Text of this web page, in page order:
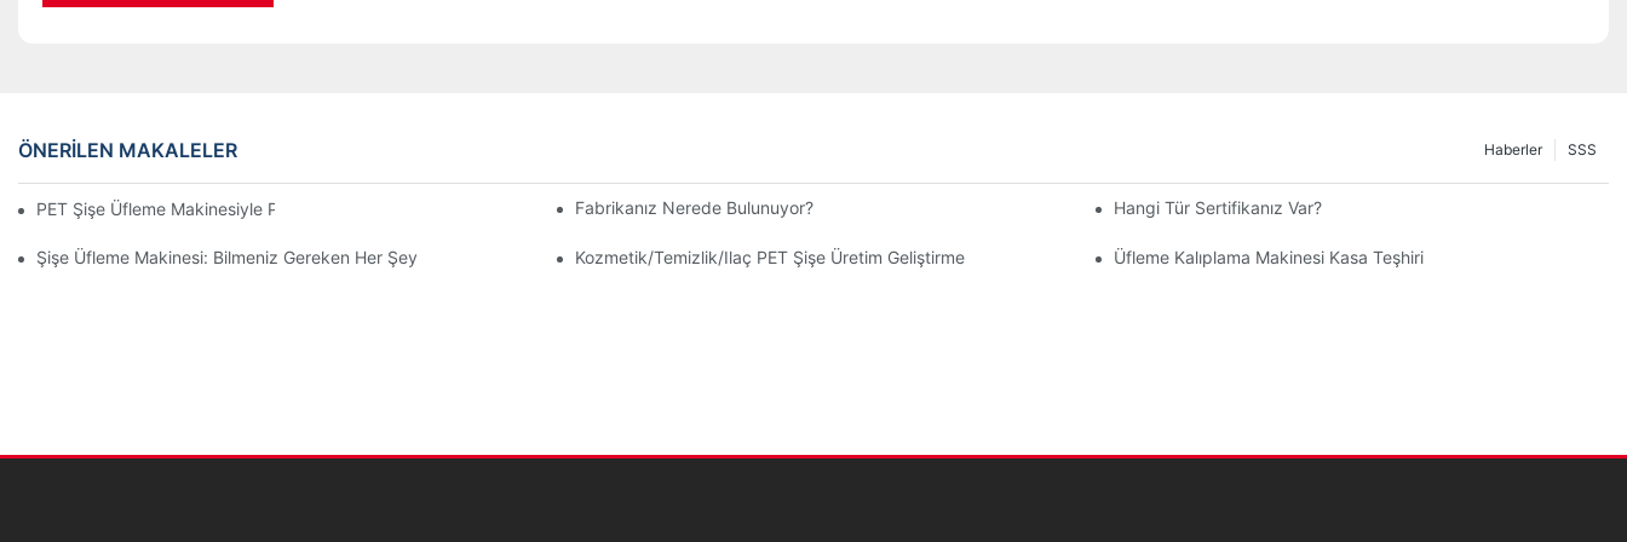
ÖNERILEN MAKALELER SSS
Haberler
PET Şişe Üfleme Makinesiyle Plastik Şişeler Nasıl Üretilir? Fabrikanız Nerede Bulunuyor? Hangi Tür Sertifikanız Var?
Şişe Üfleme Makinesi: Bilmeniz Gereken Her Şey Kozmetik/temizlik/ilaç PET Şişe Üretim Geliştirme Üfleme Kalıplama Makinesi Kasa Teşhiri